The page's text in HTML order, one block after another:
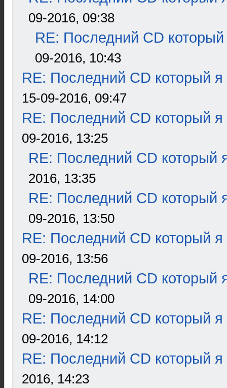
09-2016, 09:38
RE: Последний CD который
09-2016, 10:43
RE: Последний CD который я
15-09-2016, 09:47
RE: Последний CD который я
09-2016, 13:25
RE: Последний CD который
2016, 13:35
RE: Последний CD который
09-2016, 13:50
RE: Последний CD который я
09-2016, 13:56
RE: Последний CD который
09-2016, 14:00
RE: Последний CD который я
09-2016, 14:12
RE: Последний CD который я
2016, 14:23